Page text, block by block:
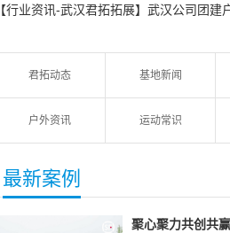
夏令营...
【行业资讯-武汉君拓拓展】 武汉公司团建
君拓动态 基地新闻
户外资讯 运动常识
最新案例
聚心聚力共创共